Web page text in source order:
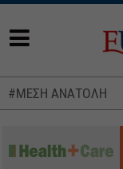
#ΜΕΣΗ ΑΝΑΤΟΛΗ